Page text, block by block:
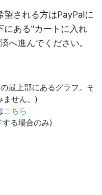
望される方はPayPalに
にある"カートに入れ
へ進んでください。
最上部にあるグラフ。そ
ません。)
こちら
る場合のみ)